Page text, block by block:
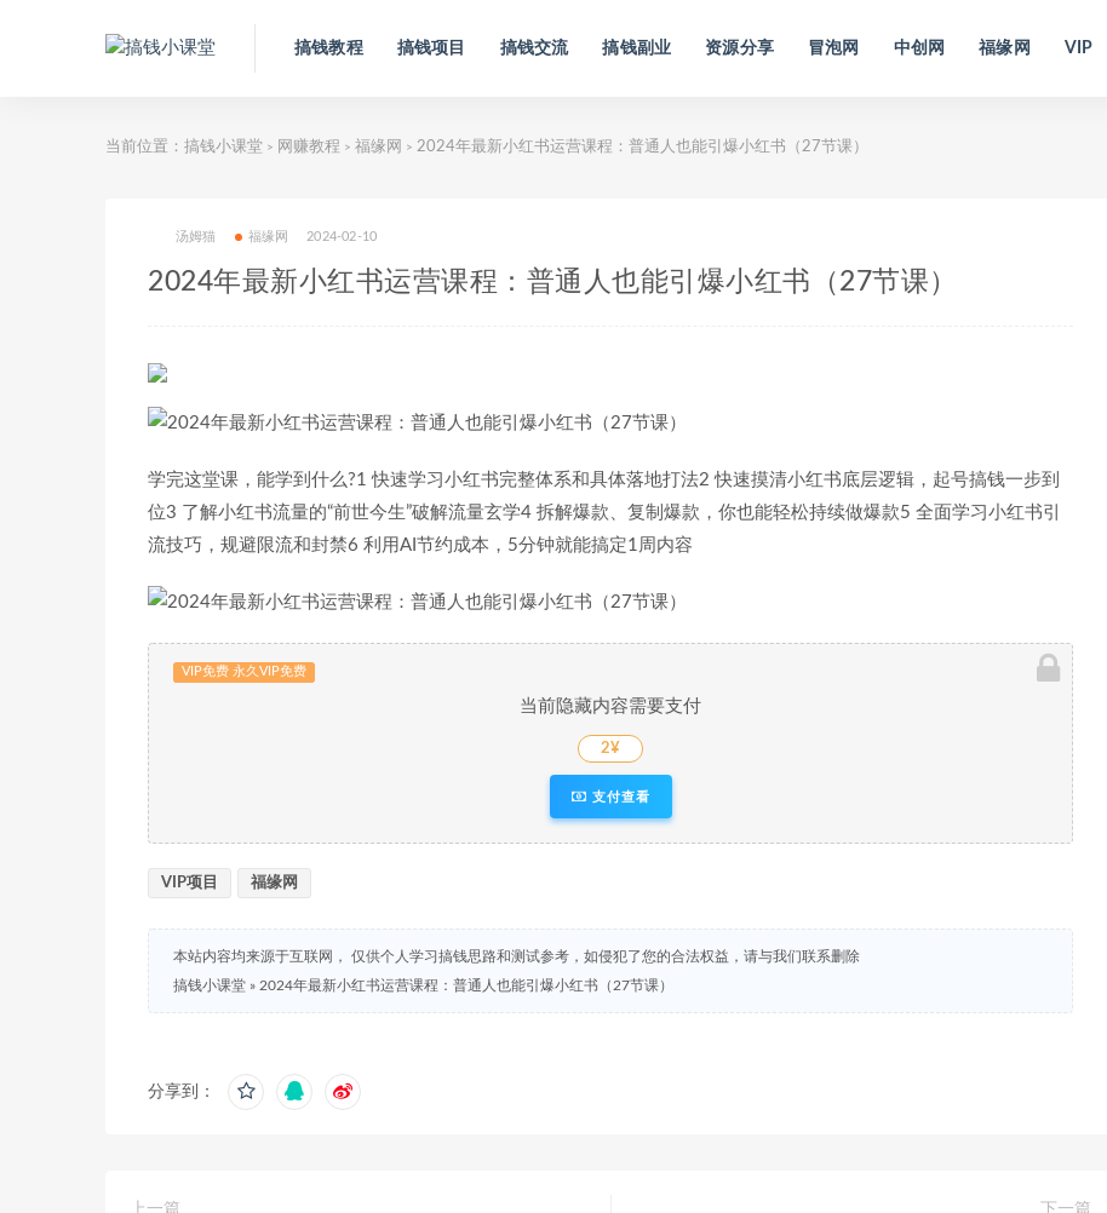
搞钱教程 搞钱项目 搞钱交流 搞钱副业 资源分享 冒泡网 中创网 福缘网 VIP
当前位置： 搞钱小课堂 > 网赚教程 > 福缘网 > 2024年最新小红书运营课程：普通人也能引爆小红书（27节课）
汤姆猫 福缘网 2024-02-10
2024年最新小红书运营课程：普通人也能引爆小红书（27节课）
学完这堂课，能学到什么?1 快速学习小红书完整体系和具体落地打法2 快速摸清小红书底层逻辑，起号搞钱一步到
位3 了解小红书流量的“前世今生”破解流量玄学4 拆解爆款、复制爆款，你也能轻松持续做爆款5 全面学习小红书引
流技巧，规避限流和封禁6 利用AI节约成本，5分钟就能搞定1周内容
VIP免费 永久VIP免费
当前隐藏内容需要支付
2¥
支付查看
VIP项目 福缘网
本站内容均来源于互联网， 仅供个人学习搞钱思路和测试参考，如侵犯了您的合法权益，请与我们联系删除
搞钱小课堂 » 2024年最新小红书运营课程：普通人也能引爆小红书（27节课）
分享到：
上一篇
下一篇